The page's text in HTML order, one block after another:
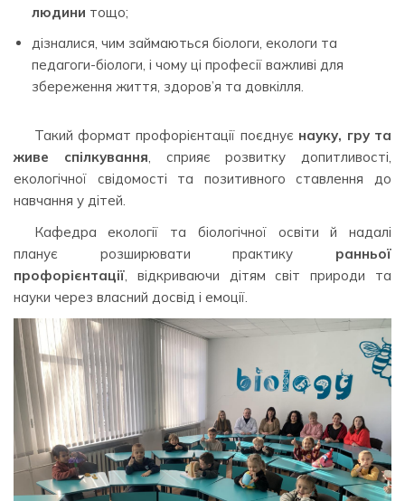
людини тощо;
дізналися, чим займаються біологи, екологи та
педагоги-біологи, і чому ці професії важливі для
збереження життя, здоров’я та довкілля.
Такий формат профорієнтації поєднує науку, гру та
живе спілкування , сприяє розвитку допитливості,
екологічної свідомості та позитивного ставлення до
навчання у дітей.
Кафедра екології та біологічної освіти й надалі
планує розширювати практику ранньої
профорієнтації , відкриваючи дітям світ природи та
науки через власний досвід і емоції.